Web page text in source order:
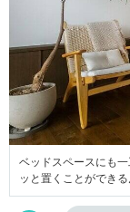
ベッドスペースにも
ッと置くことができる